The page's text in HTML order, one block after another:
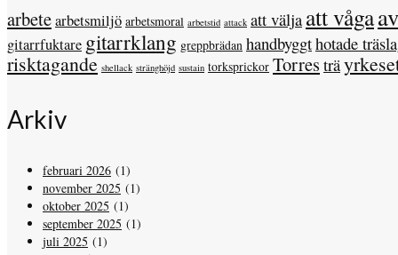
arbetearbetsmiljö arbetsmoral arbetstid attack att välja att våga
gitarrfuktare gitarrklang greppbrädan handbyggthotade
risktagande shellack stränghöjd sustain torksprickor Torres trä
Arkiv
februari 2026 (1)
november 2025 (1)
oktober 2025 (1)
september 2025 (1)
juli 2025 (1)